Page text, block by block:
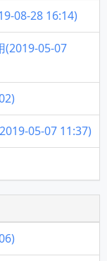
08-28 16:14)
(2019-05-07
05-07 11:37)